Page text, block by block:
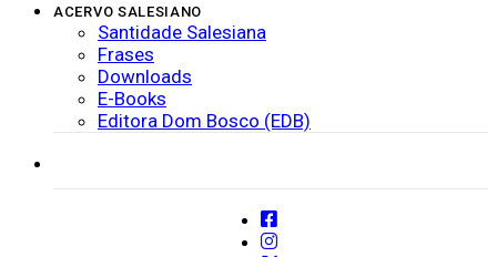
ACERVO SALESIANO
Santidade Salesiana
Frases
Downloads
E-Books
Editora Dom Bosco (EDB)